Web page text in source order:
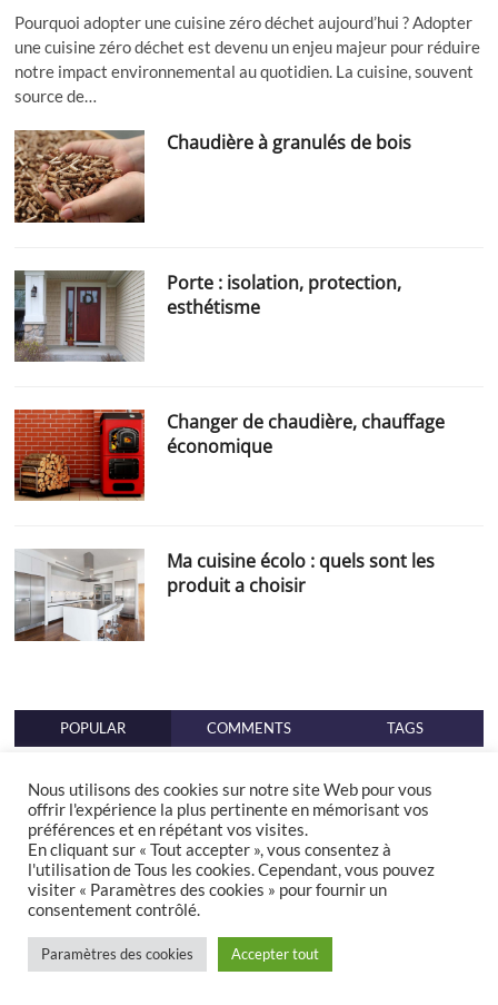
Pourquoi adopter une cuisine zéro déchet aujourd’hui ? Adopter
une cuisine zéro déchet est devenu un enjeu majeur pour réduire
notre impact environnemental au quotidien. La cuisine, souvent
source de…
Chaudière à granulés de bois
Porte : isolation, protection,
esthétisme
Changer de chaudière, chauffage
économique
Ma cuisine écolo : quels sont les
produit a choisir
POPULAR COMMENTS TAGS
Isolation acoustique
Nous utilisons des cookies sur notre site Web pour vous
offrir l'expérience la plus pertinente en mémorisant vos
préférences et en répétant vos visites.
En cliquant sur « Tout accepter », vous consentez à
l'utilisation de Tous les cookies. Cependant, vous pouvez
visiter « Paramètres des cookies » pour fournir un
consentement contrôlé.
Paramètres des cookies Accepter tout